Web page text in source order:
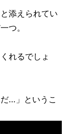
添えられてい
つ。
れるでしょ
…」というこ